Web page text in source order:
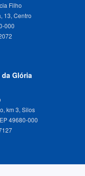
Filho
13, Centro
000
da Glória
km 3, Silos
49680-000
Contato +55 79 3194-7127